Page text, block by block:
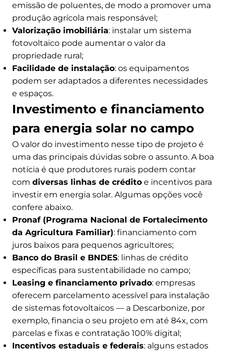
emissão de poluentes, de modo a promover uma
produção agrícola mais responsável;
Valorização imobiliária: instalar um sistema
fotovoltaico pode aumentar o valor da
propriedade rural;
Facilidade de instalação: os equipamentos
podem ser adaptados a diferentes necessidades
e espaços.
Investimento e financiamento
para energia solar no campo
O valor do investimento nesse tipo de projeto é
uma das principais dúvidas sobre o assunto. A boa
notícia é que produtores rurais podem contar
com diversas linhas de crédito e incentivos para
investir em energia solar. Algumas opções você
confere abaixo.
Pronaf (Programa Nacional de Fortalecimento
da Agricultura Familiar): financiamento com
juros baixos para pequenos agricultores;
Banco do Brasil e BNDES: linhas de crédito
específicas para sustentabilidade no campo;
Leasing e financiamento privado: empresas
oferecem parcelamento acessível para instalação
de sistemas fotovoltaicos — a Descarbonize, por
exemplo, financia o seu projeto em até 84x, com
parcelas e fixas e contratação 100% digital;
Incentivos estaduais e federais: alguns estados